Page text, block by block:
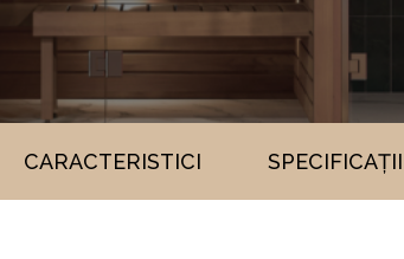
CARACTERISTICI